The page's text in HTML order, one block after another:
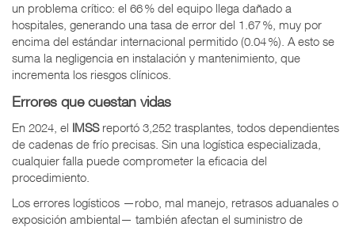
un problema crítico: el 66 % del equipo llega dañado a
hospitales, generando una tasa de error del 1.67 %, muy por
encima del estándar internacional permitido (0.04 %). A esto se
suma la negligencia en instalación y mantenimiento, que
incrementa los riesgos clínicos.
Errores que cuestan vidas
En 2024, el IMSSreportó 3,252 trasplantes, todos dependientes
de cadenas de frío precisas. Sin una logística especializada,
cualquier falla puede comprometer la eficacia del
procedimiento.
Los errores logísticos —robo, mal manejo, retrasos aduanales o
exposición ambiental— también afectan el suministro de